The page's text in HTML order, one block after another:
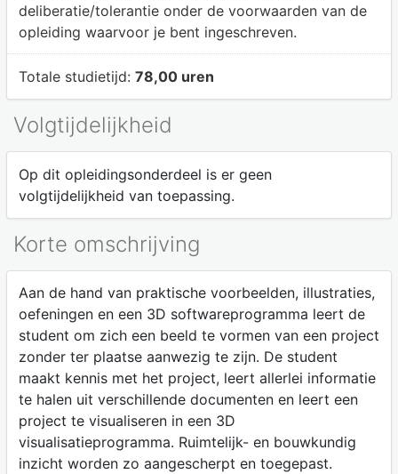
deliberatie/tolerantie onder de voorwaarden van de
opleiding waarvoor je bent ingeschreven.
Totale studietijd: 78,00 uren
Volgtijdelijkheid
Op dit opleidingsonderdeel is er geen
volgtijdelijkheid van toepassing.
Korte omschrijving
Aan de hand van praktische voorbeelden, illustraties,
oefeningen en een 3D softwareprogramma leert de
student om zich een beeld te vormen van een project
zonder ter plaatse aanwezig te zijn. De student
maakt kennis met het project, leert allerlei informatie
te halen uit verschillende documenten en leert een
project te visualiseren in een 3D
visualisatieprogramma. Ruimtelijk- en bouwkundig
inzicht worden zo aangescherpt en toegepast.